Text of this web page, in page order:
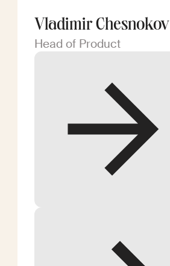
Vladimir Chesnokov
Head of Product